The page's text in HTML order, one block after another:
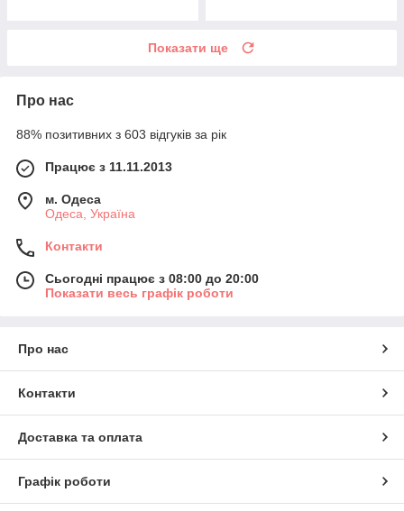
Показати ще
Про нас
88% позитивних з 603 відгуків за рік
Працює з 11.11.2013
м. Одеса
Одеса, Україна
Контакти
Сьогодні працює з 08:00 до 20:00
Показати весь графік роботи
Про нас
Контакти
Доставка та оплата
Графік роботи